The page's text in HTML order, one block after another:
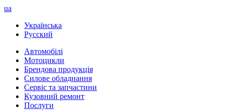
ua
Українська
Русский
Автомобілі
Мотоцикли
Брендова продукція
Силове обладнання
Сервіс та запчастини
Кузовний ремонт
Послуги